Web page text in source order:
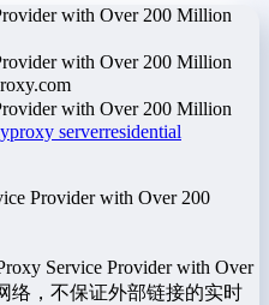
with Over 200 Million
with Over 200 Million
with Over 200 Million
proxy serverresidential
Provider with Over 200
Service Provider with Over
络，不保证外部链接的实时